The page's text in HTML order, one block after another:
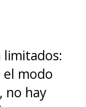
y
limitados:
modo
no hay